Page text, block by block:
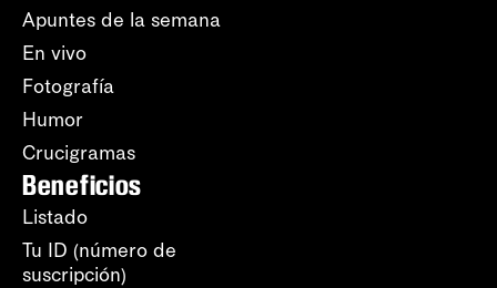
Apuntes de la semana
En vivo
Fotografía
Humor
Crucigramas
Beneficios
Listado
Tu ID (número de
suscripción)